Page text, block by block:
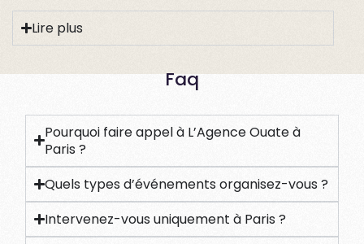
Lire plus
Faq
Pourquoi faire appel à L’Agence Ouate à
Paris ?
Quels types d’événements organisez-vous ?
Intervenez-vous uniquement à Paris ?